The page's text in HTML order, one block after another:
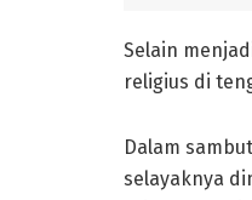
Selain
religius di
Dalam
selayaknya